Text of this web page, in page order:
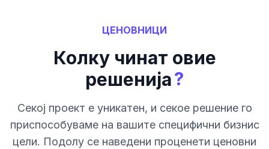
ЦЕНОВНИЦИ
Колку чинат овие
решенија?
Секој проект е уникатен, и секое решение го
приспособуваме на вашите специфични бизнис
цели. Подолу се наведени проценети ценовни